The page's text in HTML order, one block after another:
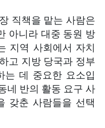
직책을 맡는 사람은
아니라 대중 동원 방
지역 사회에서 자치
고 지방 당국과 정부
는 데 중요한 요소입
네 반의 활동 요구 사
갖춘 사람들을 선택